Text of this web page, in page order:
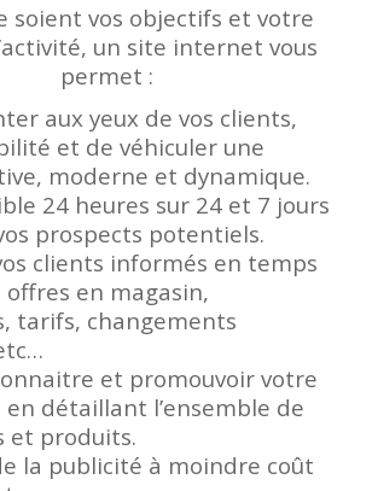
soient vos objectifs et votre
un site internet vous
permet :
aux yeux de vos clients,
et de véhiculer une
moderne et dynamique.
24 heures sur 24 et 7 jours
prospects potentiels.
clients informés en temps
offres en magasin,
tarifs, changements
et promouvoir votre
détaillant l’ensemble de
et produits.
la publicité à moindre coût